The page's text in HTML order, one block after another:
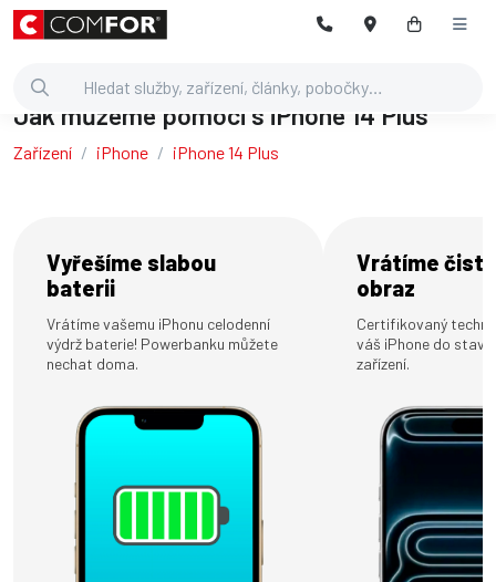
Jak můžeme pomoci s iPhone 14 Plus
Zařízení iPhone iPhone 14 Plus
Vyřešíme slabou
baterii
Vrátíme vašemu iPhonu celodenní
výdrž baterie! Powerbanku můžete
nechat doma.
Vrátíme čistý
obraz
Certifikovaný
váš iPhone do stavu
zařízení.